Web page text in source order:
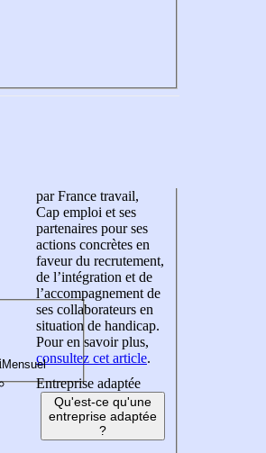
par France travail,
Cap emploi et ses
partenaires pour ses
actions concrètes en
faveur du recrutement,
de l’intégration et de
l’accompagnement de
ses collaborateurs en
situation de handicap.
Pour en savoir plus,
consultez cet article.
Entreprise adaptée
Qu'est-ce qu'une
entreprise adaptée
?